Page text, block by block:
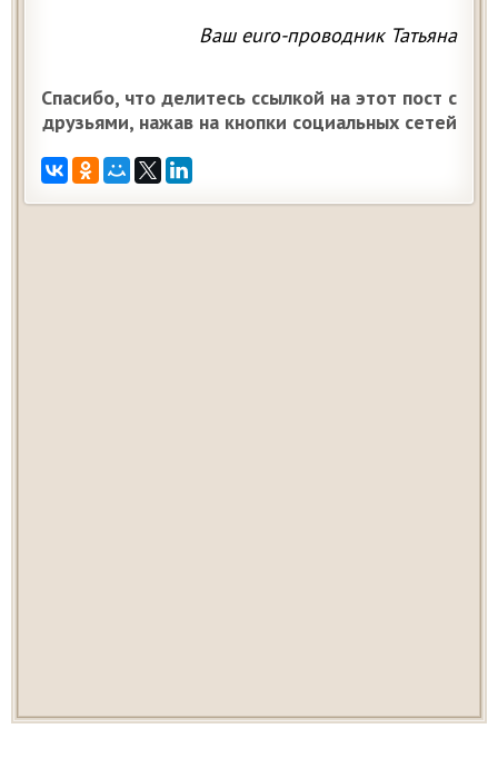
Ваш euro-проводник Татьяна
Спасибо, что делитесь ссылкой на этот пост с
друзьями, нажав на кнопки социальных сетей